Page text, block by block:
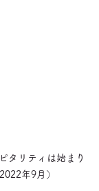
タリティは始まり
年9月）